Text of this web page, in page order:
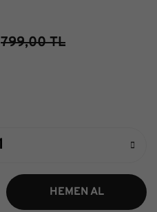
799,00 TL
HEMEN AL